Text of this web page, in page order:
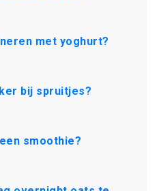
met yoghurt?
bij spruitjes?
smoothie?